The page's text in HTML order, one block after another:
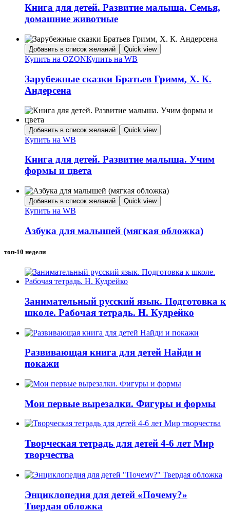
Книга для детей. Развитие малыша. Семья,
домашние животные
Добавить в список желаний Quick view
Купить на OZONКупить на WB
Зарубежные сказки Братьев Гримм, Х. К.
Андерсена
Добавить в список желаний Quick view
Купить на WB
Книга для детей. Развитие малыша. Учим
формы и цвета
Добавить в список желаний Quick view
Купить на WB
Азбука для малышей (мягкая обложка)
топ-10 недели
Занимательный русский язык. Подготовка к
школе. Рабочая тетрадь. Н. Кудрейко
Развивающая книга для детей Найди и
покажи
Мои первые вырезалки. Фигуры и формы
Творческая тетрадь для детей 4-6 лет Мир
творчества
Энциклопедия для детей «Почему?»
Твердая обложка